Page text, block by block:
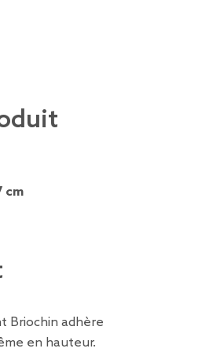
cm
Briochin adhère
en hauteur.